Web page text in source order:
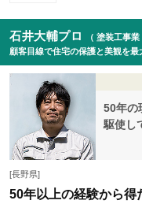
石井大輔プロ
（ 塗装工事
顧客目線で住宅の保護と美観を
50年の
駆使し
[長野県]
50年以上の経験から得